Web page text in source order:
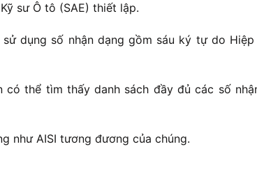
sư Ô tô (SAE) thiết lập.
dụng số nhận dạng gồm sáu ký tự do
thể tìm thấy danh sách đầy đủ các số
như AISI tương đương của chúng.